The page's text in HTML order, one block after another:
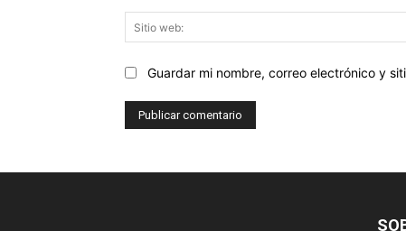
Guardar mi nombre, correo electrónico y